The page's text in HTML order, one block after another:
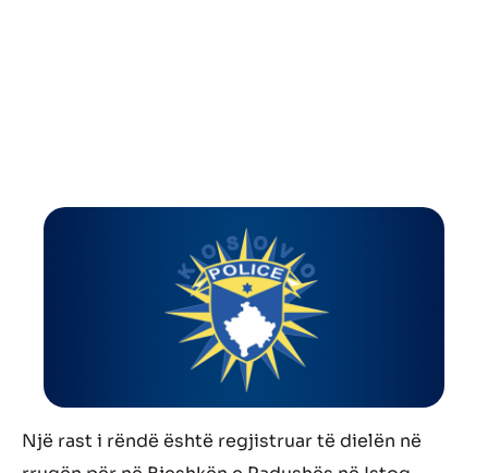
Një rast i rëndë është regjistruar të dielën në